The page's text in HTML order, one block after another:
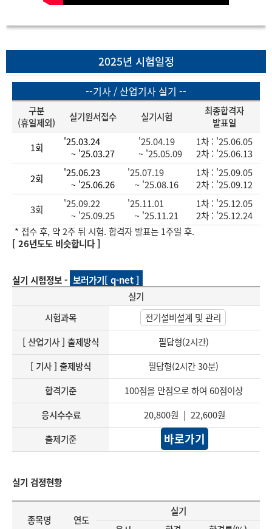
2025년 시험일정
--기사 / 산업기사 실기 --
구분
(휴일제외)
실기원서접수 실기시험
최종합격자
발표일
1회
'25.03.24
~ '25.03.27
'25.04.19
~ '25.05.09
1차 : '25.06.05
2차 : '25.06.13
2회
'25.06.23
~ '25.06.26
'25.07.19
~ '25.08.16
1차 : '25.09.05
2차 : '25.09.12
3회
'25.09.22
~ '25.09.25
'25.11.01
~ '25.11.21
1차 : '25.12.05
2차 : '25.12.24
* 접수 후, 약 2주 뒤 시험. 합격자 발표는 1주일 후.
[ 26년도도 비슷합니다 ]
실기 시험정보 - 보러가기[ q-net ]
실기
시험과목
전기설비설계 및 관리
[ 산업기사 ] 출제방식
필답형(2시간)
[ 기사 ] 출제방식
필답형(2시간 30분)
합격기준
100점을 만점으로 하여 60점이상
응시수수료
20,800원 | 22,600원
출제기준
바로가기
실기 검정현황
종목명 연도
실기